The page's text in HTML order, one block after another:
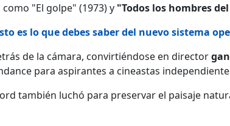
"El golpe" (1973) y "Todos los hombres
es lo que debes saber del nuevo sistema
de la cámara, convirtiéndose en director
para aspirantes a cineastas
también luchó para preservar el paisaje